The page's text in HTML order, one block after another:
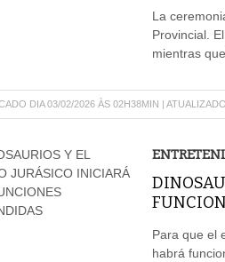
La
Provincial.
mientras
DIA 03/02/2026 ÀS 02H38MIN |
Para que el
habrá